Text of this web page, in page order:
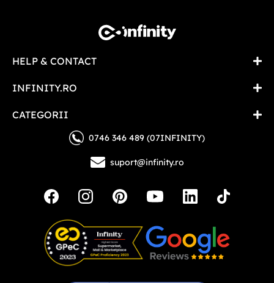
HELP & CONTACT
INFINITY.RO
CATEGORII
0746 346 489 (07INFINITY)
suport@infinity.ro